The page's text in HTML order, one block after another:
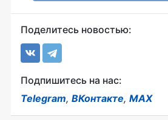
Поделитесь новостью:
Подпишитесь на нас:
Telegram, ВКонтакте, MAX